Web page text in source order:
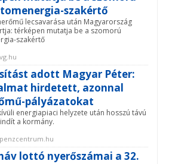
szakértő
lecsavarása után Magyarország
térképen mutatja be a szomorú
szakértő
adott Magyar Péter:
hirdetett, azonnal
pályázatokat
energiapiaci helyzete után hosszú távú
a kormány.
penzcentrum.hu
lottó nyerőszámai a 32.